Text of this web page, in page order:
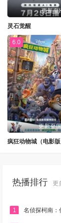
更新至
灵石觉醒
6.0
更新至
疯狂动物城（电影版
热播排行 更
1 名侦探柯南：